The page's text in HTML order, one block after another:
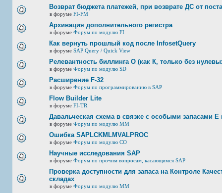
Возврат бюджета платежей, при возврате ДС от
в форуме FI-FM
Архивация дополнительного регистра
в форуме Форум по модулю FI
Как вернуть прошлый код после InfosetQuery
в форуме SAP Query / Quick View
Релевантность биллинга О (как К, только без
в форуме Форум по модулю SD
Расширение F-32
в форуме Форум по программированию в SAP
Flow Builder Lite
в форуме FI-TR
Давальческая схема в связке с особыми запасами E
в форуме Форум по модулю ММ
Ошибка SAPLCKMLMVALPROC
в форуме Форум по модулю СО
Научные исследования SAP
в форуме Форум по прочим вопросам, касающимся SAP
Проверка доступности для запаса на Контроле
складах
в форуме Форум по модулю ММ